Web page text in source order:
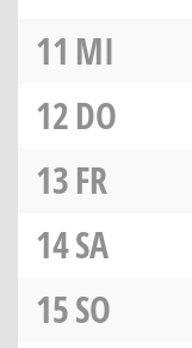
11 MI
12DO
13FR
14SA
15SO